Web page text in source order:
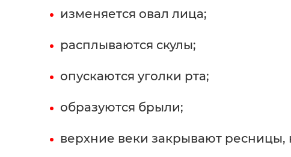
изменяется овал лица;
расплываются скулы;
опускаются уголки рта;
образуются брыли;
верхние веки закрывают ресницы,